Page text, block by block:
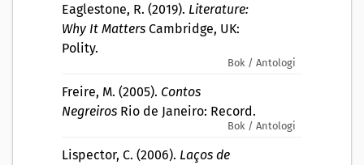
Eaglestone, R. (2019). Literature:
Why It Matters Cambridge, UK:
Polity.
Bok / Antologi
Freire, M. (2005). Contos
Negreiros Rio de Janeiro: Record.
Bok / Antologi
Lispector, C. (2006). Laços de